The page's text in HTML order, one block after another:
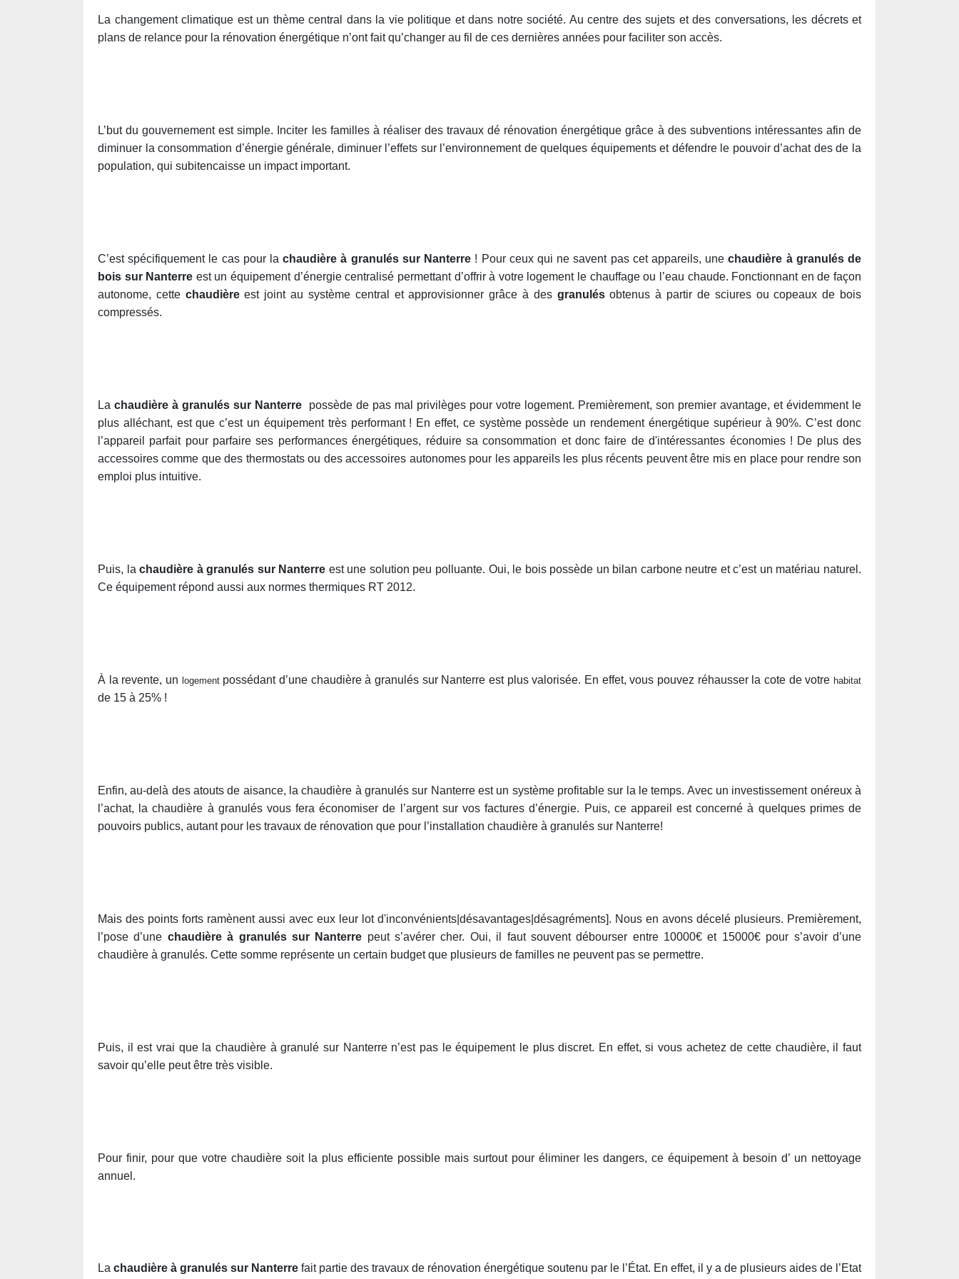
La changement climatique est un thème central dans la vie politique et dans notre société. Au centre des sujets et des conversations, les décrets et
plans de relance pour la rénovation énergétique n’ont fait qu’changer au fil de ces dernières années pour faciliter son accès.
L’but du gouvernement est simple. Inciter les familles à réaliser des travaux dé rénovation énergétique grâce à des subventions intéressantes afin de
diminuer la consommation d’énergie générale, diminuer l’effets sur l’environnement de quelques équipements et défendre le pouvoir d’achat des de la
population, qui subitencaisse un impact important.
C’est spécifiquement le cas pour lachaudière à granulés sur Nanterre ! Pour ceux qui ne savent pas cet appareils, unechaudière à granulés de
bois sur Nanterre est un équipement d’énergie centralisé permettant d’offrir à votre logement le chauffage ou l’eau chaude. Fonctionnant en de façon
autonome, cette chaudièreest joint au système central et approvisionner grâceà des granulésobtenus à partir de sciures ou copeaux de bois
compressés.
La chaudière à granulés sur Nanterre
possède de pas mal privilèges pour votre logement. Premièrement, son premier avantage, et évidemment le
plus alléchant, est que c’est un équipement très performant ! En effet, ce système possède un rendement énergétique supérieur à 90%. C’est donc
l’appareil parfait pour parfaire ses performances énergétiques, réduire sa consommation et donc faire de d'intéressantes économies ! De plus des
accessoires comme que des thermostats ou des accessoires autonomes pour les appareils les plus récents peuvent être mis en place pour rendre son
emploi plus intuitive.
Puis, lachaudière à granulés sur Nanterre est une solution peu polluante. Oui, le bois possède un bilan carbone neutre et c’est un matériau naturel.
Ce équipement répond aussi aux normes thermiques RT 2012.
À la revente, un logement possédant d’une chaudière à granulés sur Nanterre est plus valorisée. En effet, vous pouvez réhausser la cote de votre habitat
de 15 à 25% !
Enfin, au-delà des atouts de aisance, la chaudière à granulés sur Nanterre est un système profitable sur la le temps. Avec un investissement onéreux à
l’achat, la chaudière à granulés vous fera économiser de l’argent sur vos factures d’énergie. Puis, ce appareil est concerné à quelques primes de
pouvoirs publics, autant pour les travaux de rénovation que pour l’installation chaudière à granulés sur Nanterre!
Mais des points forts ramènent aussi avec eux leur lot d'inconvénients|désavantages|désagréments]. Nous en avons décelé plusieurs. Premièrement,
l’pose d’une chaudière à granulés sur Nanterre peut s’avérer cher. Oui, il faut souvent débourser entre 10000€ et 15000€ pour s’avoir d’une
chaudière à granulés. Cette somme représente un certain budget que plusieurs de familles ne peuvent pas se permettre.
Puis, il est vrai que la chaudière à granulé sur Nanterre n’est pas le équipement le plus discret. En effet, si vous achetez de cette chaudière, il faut
savoir qu’elle peut être très visible.
Pour finir, pour que votre chaudière soit la plus efficiente possible mais surtout pour éliminer les dangers, ce équipement à besoin d’ un nettoyage
annuel.
La chaudière à granulés sur Nanterre fait partie des travaux de rénovation énergétique soutenu par le l’État. En effet, il y a de plusieurs aides de l’Etat